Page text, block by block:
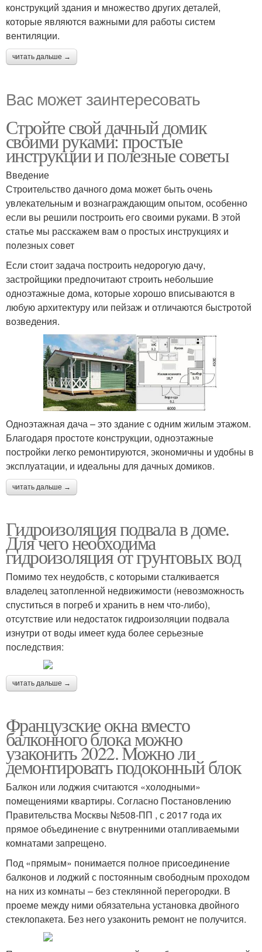
конструкций здания и множество других деталей,
которые являются важными для работы систем
вентиляции.
читать дальше →
Вас может заинтересовать
Стройте свой дачный домик
своими руками: простые
инструкции и полезные советы
Введение
Строительство дачного дома может быть очень
увлекательным и вознаграждающим опытом, особенно
если вы решили построить его своими руками. В этой
статье мы расскажем вам о простых инструкциях и
полезных совет
Если стоит задача построить недорогую дачу,
застройщики предпочитают строить небольшие
одноэтажные дома, которые хорошо вписываются в
любую архитектуру или пейзаж и отличаются быстротой
возведения.
Одноэтажная дача – это здание с одним жилым этажом.
Благодаря простоте конструкции, одноэтажные
постройки легко ремонтируются, экономичны и удобны в
эксплуатации, и идеальны для дачных домиков.
читать дальше →
Гидроизоляция подвала в доме.
Для чего необходима
гидроизоляция от грунтовых вод
Помимо тех неудобств, с которыми сталкивается
владелец затопленной недвижимости (невозможность
спуститься в погреб и хранить в нем что-либо),
отсутствие или недостаток гидроизоляции подвала
изнутри от воды имеет куда более серьезные
последствия:
читать дальше →
Французские окна вместо
балконного блока можно
узаконить 2022. Можно ли
демонтировать подоконный блок
Балкон или лоджия считаются «холодными»
помещениями квартиры. Согласно Постановлению
Правительства Москвы №508-ПП , с 2017 года их
прямое объединение с внутренними отапливаемыми
комнатами запрещено.
Под «прямым» понимается полное присоединение
балконов и лоджий с постоянным свободным проходом
на них из комнаты – без стеклянной перегородки. В
проеме между ними обязательна установка двойного
стеклопакета. Без него узаконить ремонт не получится.